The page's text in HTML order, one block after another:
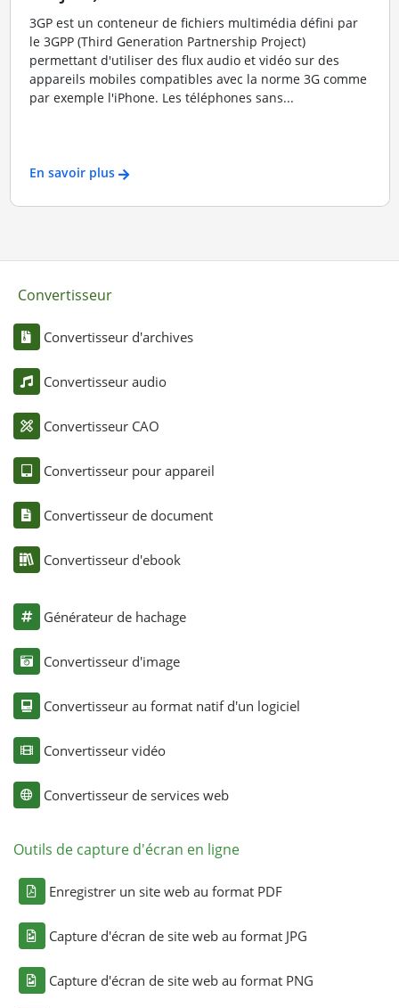
3GP est un conteneur de fichiers multimédia défini par
le 3GPP (Third Generation Partnership Project)
permettant d'utiliser des flux audio et vidéo sur des
appareils mobiles compatibles avec la norme 3G comme
par exemple l'iPhone. Les téléphones sans...
En savoir plus
Convertisseur
Convertisseur d'archives
Convertisseur audio
Convertisseur CAO
Convertisseur pour appareil
Convertisseur de document
Convertisseur d'ebook
Générateur de hachage
Convertisseur d'image
Convertisseur au format natif d'un logiciel
Convertisseur vidéo
Convertisseur de services web
Outils de capture d'écran en ligne
Enregistrer un site web au format PDF
Capture d'écran de site web au format JPG
Capture d'écran de site web au format PNG